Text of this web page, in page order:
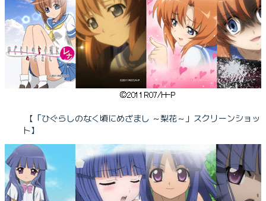
【「ひぐらしのなく頃にめざまし ～梨花～」スクリーンショッ
ト】